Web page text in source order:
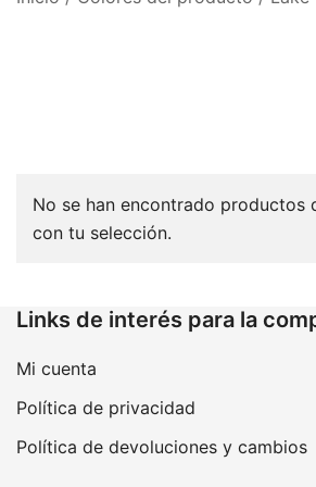
No se han encontrado productos
con tu selección.
Links de interés para la
Mi cuenta
Política de privacidad
Política de devoluciones y cambios